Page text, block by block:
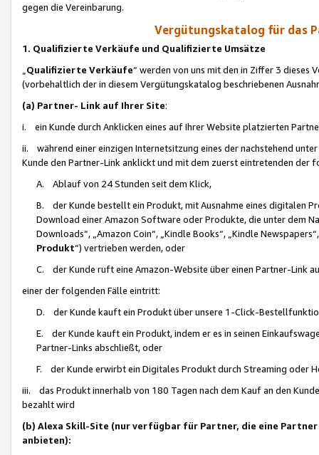
gegen die Vereinbarung.
Vergütungskatalog für das
1. Qualifizierte Verkäufe und Qualifizierte Umsätze
Qualifizierte Verkäufe“ werden von uns mit den in Ziffer 3
(vorbehaltlich der in diesem Vergütungskatalog beschriebenen
(a) Partner- Link auf Ihrer Site:
i. ein Kunde durch Anklicken eines auf Ihrer Website platzierten
ii. während einer einzigen Internetsitzung eines der nachstehend
Kunde den Partner-Link anklickt und mit dem zuerst eintretenden der
A. Ablauf von 24 Stunden seit dem Klick,
B. der Kunde bestellt ein Produkt, mit Ausnahme eines digitalen
Download einer Amazon Software oder Produkte, die unter dem
Downloads“, „Amazon Coin“, „Kindle Books“, „Kindle
Produkt“) vertrieben werden, oder
C. der Kunde ruft eine Amazon-Website über einen Partner-Link
einer der folgenden Fälle eintritt:
D. der Kunde kauft ein Produkt über unsere 1-Click-
E. der Kunde kauft ein Produkt, indem er es in seinen
Partner-Links abschließt, oder
F. der Kunde erwirbt ein Digitales Produkt durch Streaming oder
iii. das Produkt innerhalb von 180 Tagen nach dem Kauf an den
bezahlt wird
(b) Alexa Skill-Site (nur verfügbar für Partner, die eine
anbieten):